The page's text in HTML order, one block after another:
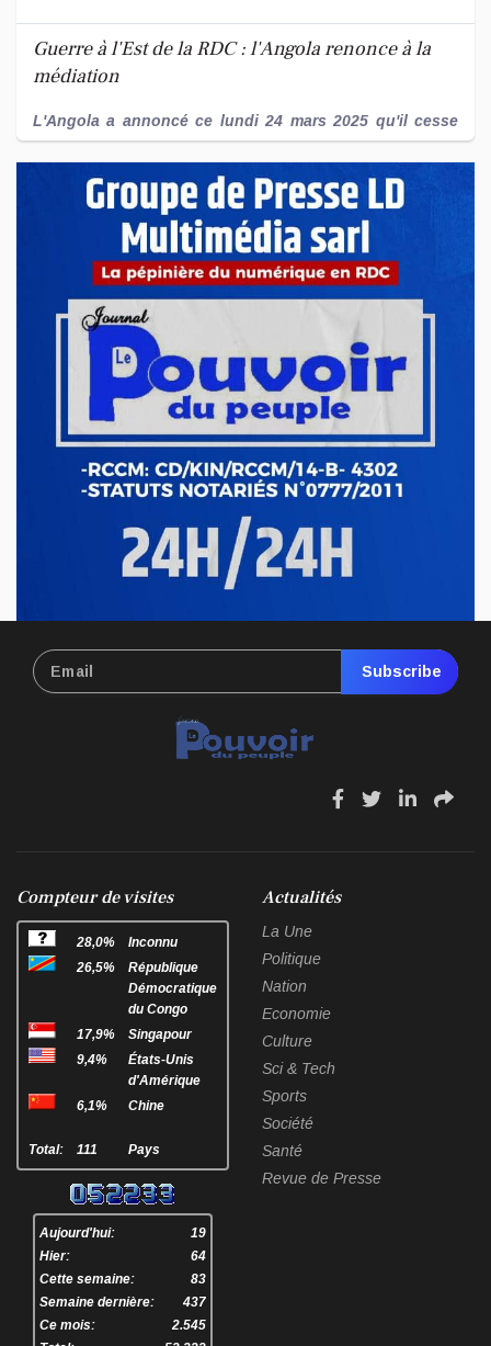
Guerre à l'Est de la RDC : l'Angola renonce à la
médiation
L'Angola a annoncé ce lundi 24 mars 2025 qu'il cesse
d'assurer la méd...
Mar 24, 2025
RDC : l'union sacrée contre l'agression
rwandaise, Mboso en leader
Kinshasa, 9 mars 2025 – Une ferveur patriotique sans
précédent a embrasé le Centre Culturel de Kin...
Mar 11, 2025
Subscribe
fa
fa
fa
fa
Compteur de visites
28,0%
Inconnu
26,5%
République
Démocratique
du Congo
17,9%
Singapour
9,4%
États-Unis
d'Amérique
6,1%
Chine
Total: 111 Pays
Aujourd'hui:
19
Hier:
64
Cette semaine:
83
Semaine dernière:
437
Ce mois:
2.545
Actualités
La Une
Politique
Nation
Economie
Culture
Sci & Tech
Sports
Société
Santé
Revue de Presse